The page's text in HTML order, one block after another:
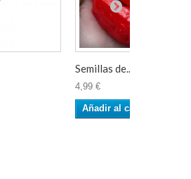
Semillas de...
4,99 €
Añadir al carrito